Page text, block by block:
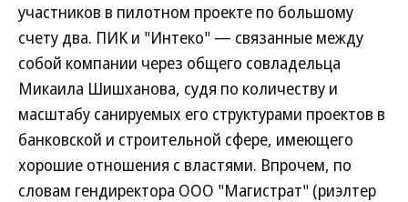
участников в пилотном проекте по большому
счету два. ПИК и "Интеко" — связанные между
собой компании через общего совладельца
Микаила Шишханова, судя по количеству и
масштабу санируемых его структурами проектов в
банковской и строительной сфере, имеющего
хорошие отношения с властями. Впрочем, по
словам гендиректора ООО "Магистрат" (риэлтер